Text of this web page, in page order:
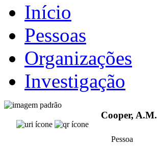
Início
Pessoas
Organizações
Investigação
Cooper, A.M.
Pessoa